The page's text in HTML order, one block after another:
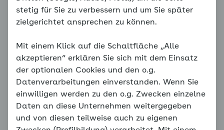
Erziehungsverhalten
Motive für Überbehütung
Hinweis
Sie befinden sich außerhalb der
stetig für Sie zu verbessern und um Sie später
zielgerichtet ansprechen zu können.
Mit einem Klick auf die Schaltfläche „Alle
akzeptieren“ erklären Sie sich mit dem Einsatz
der optionalen Cookies und den o.g.
Datenverarbeitungen einverstanden. Wenn Sie
einwilligen werden zu den o.g. Zwecken einzelne
Daten an diese Unternehmen weitergegeben
und von diesen teilweise auch zu eigenen